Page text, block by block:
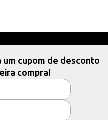
um cupom de desconto
compra!